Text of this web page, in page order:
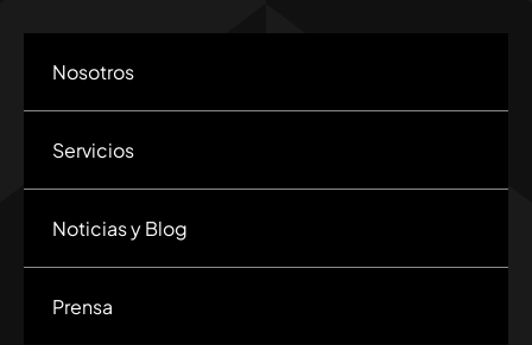
Nosotros
Servicios
Noticias y Blog
Prensa